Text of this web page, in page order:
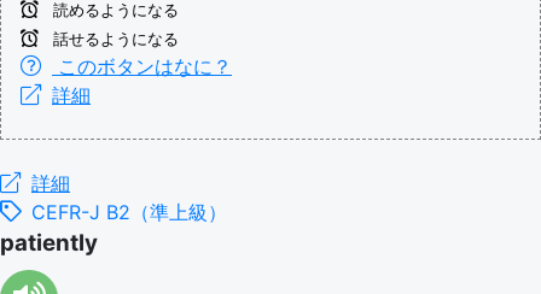
読めるようになる
話せるようになる
このボタンはなに？
詳細
詳細
CEFR-J B2（準上級）
patiently